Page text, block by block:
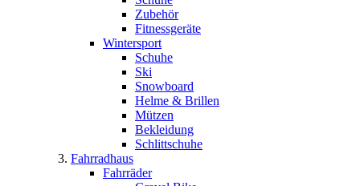
Zubehör
Fitnessgeräte
Wintersport
Schuhe
Ski
Snowboard
Helme & Brillen
Mützen
Bekleidung
Schlittschuhe
Fahrradhaus
Fahrräder